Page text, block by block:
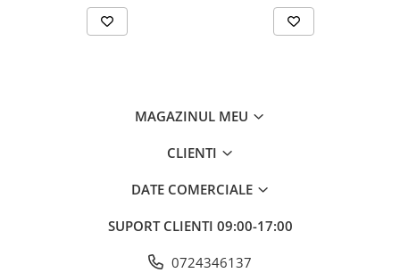
Rezolutie optica
Temperatura exterioara de masura
-10...70°C
Greutate cu baterie
MAGAZINUL MEU
CLIENTI
DATE COMERCIALE
SUPORT CLIENTI 09:00-17:00
0724346137